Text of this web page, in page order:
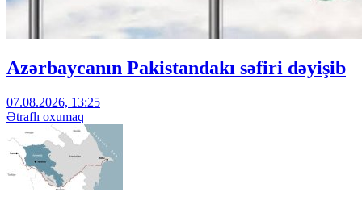
Azərbaycanın Pakistandakı səfiri dəyişib
07.08.2026, 13:25
Ətraflı oxumaq